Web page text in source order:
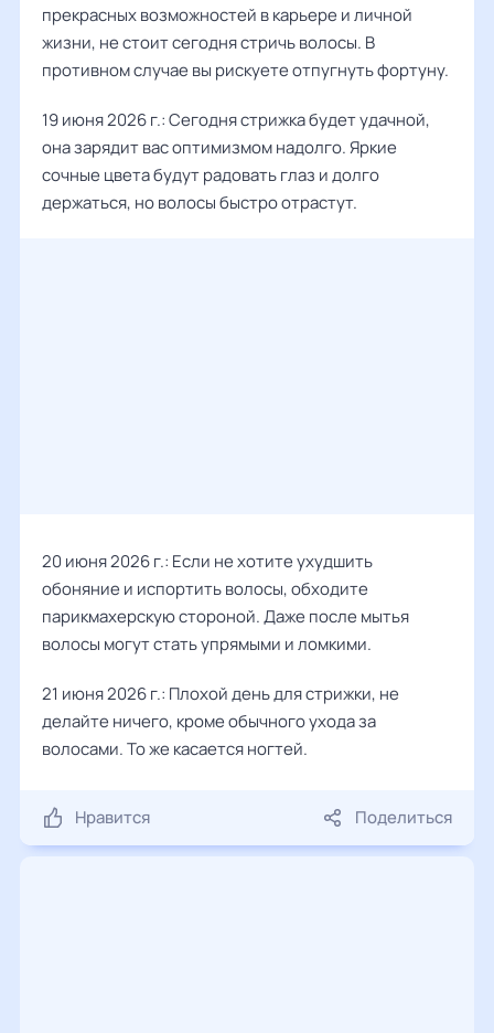
прекрасных возможностей в карьере и личной
жизни, не стоит сегодня стричь волосы. В
противном случае вы рискуете отпугнуть фортуну.
19 июня 2026 г.: Сегодня стрижка будет удачной,
она зарядит вас оптимизмом надолго. Яркие
сочные цвета будут радовать глаз и долго
держаться, но волосы быстро отрастут.
20 июня 2026 г.: Если не хотите ухудшить
обоняние и испортить волосы, обходите
парикмахерскую стороной. Даже после мытья
волосы могут стать упрямыми и ломкими.
21 июня 2026 г.: Плохой день для стрижки, не
делайте ничего, кроме обычного ухода за
волосами. То же касается ногтей.
Нравится Поделиться